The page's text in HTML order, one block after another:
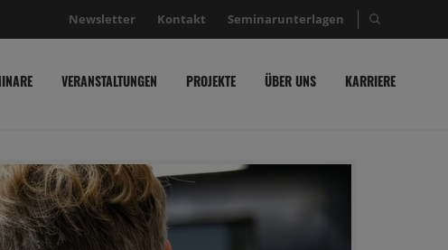
Newsletter Kontakt Seminarunterlagen Suche
VERANSTALTUNGEN PROJEKTE ÜBER UNS KARRIERE